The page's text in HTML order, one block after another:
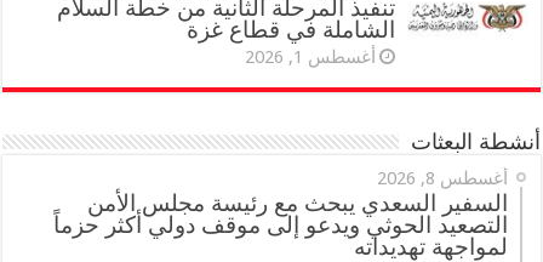
تنفيذ المرحلة الثانية من خطة السلام
الشاملة في قطاع غزة
أغسطس 1, 2026
أنشطة البعثات
أغسطس 8, 2026
السفير السعدي يبحث مع رئيسة مجلس الأمن
التصعيد الحوثي ويدعو إلى موقف دولي أكثر حزماً
لمواجهة تهديداته